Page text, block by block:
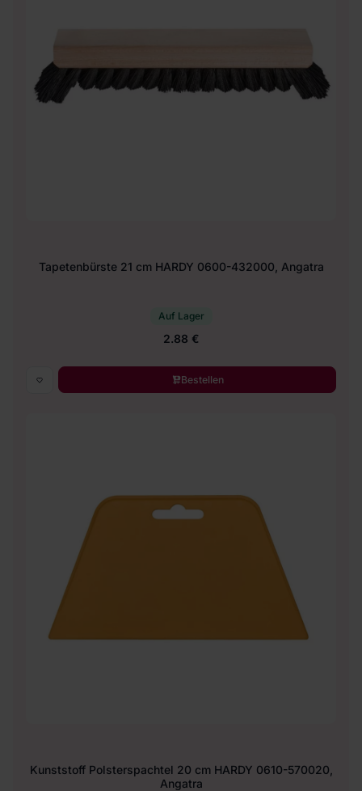
Tapetenbürste 21 cm HARDY 0600-432000, Angatra
Auf Lager
2.88 €
Bestellen
Kunststoff Polsterspachtel 20 cm HARDY 0610-570020,
Angatra